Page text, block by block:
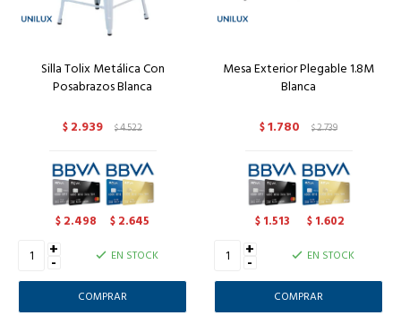
Silla Tolix Metálica Con
Posabrazos Blanca
$ 2.939 $4.522
$ 2.498 $ 2.645
+
- EN STOCK
Mesa Exterior Plegable 1.8M
Blanca
$1.780 $2.739
$ 1.513 $ 1.602
+
- EN STOCK